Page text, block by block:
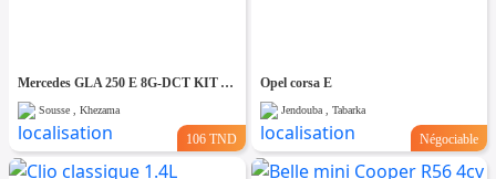
Mercedes GLA 250 E 8G-DCT KIT AMG PACK NIGHT
Sousse , Khezama
106 TND
Opel corsa E
Jendouba , Tabarka
Négociable